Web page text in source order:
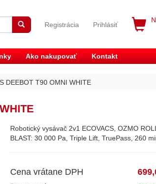
Registrácia Prihlásiť
Ako nakupovať Kontakt
DEEBOT T90 OMNI WHITE
Robotický vysávač 2v1 ECOVACS, OZMO
BLAST: 30 000 Pa, Triple Lift, TruePass, 260
Cena vrátane DPH